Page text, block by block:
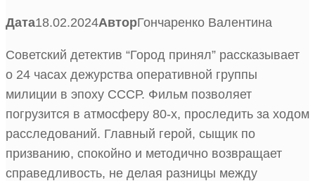
Дата18.02.2024АвторГончаренко Валентина
Советский детектив “Город принял” рассказывает
о 24 часах дежурства оперативной группы
милиции в эпоху СССР. Фильм позволяет
погрузится в атмосферу 80-х, проследить за ходом
расследований. Главный герой, сыщик по
призванию, спокойно и методично возвращает
справедливость, не делая разницы между